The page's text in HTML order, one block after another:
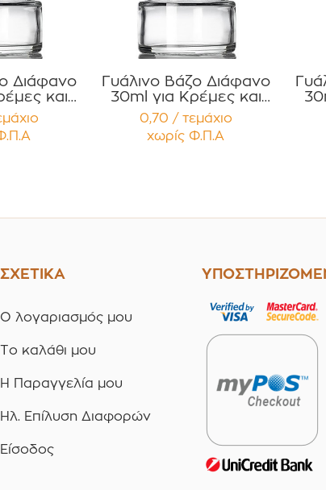
Διάφανο
και
με Μαύρο
PP
Γυάλινο Βάζο Διάφανο
30ml για Κρέμες και
Κηραλοιφές με λευκό
Γυαλιστερό Καπάκι
Παρέμβυσμα Press
0,70 / τεμάχιο
χωρίς Φ.Π.Α
ΣΧΕΤΙΚΑ
Ο λογαριασμός μου
Το καλάθι μου
Η Παραγγελία μου
Ηλ. Επίλυση Διαφορών
Είσοδος